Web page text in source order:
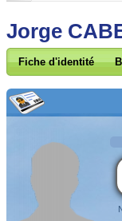
Jorge
Fiche d'identité